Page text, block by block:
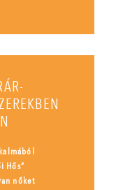
Hős”
nőket